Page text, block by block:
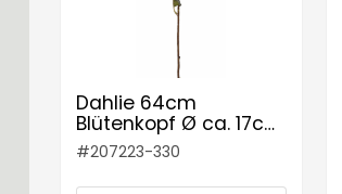
Dahlie 64cm
Blütenkopf Ø ca. 17cm
Farbe: lachs
#207223-330